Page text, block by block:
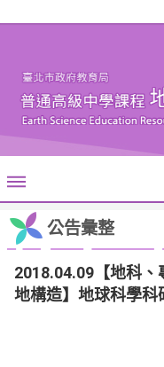
公告彙整
2018.04.09【地科
地構造】地球科學科